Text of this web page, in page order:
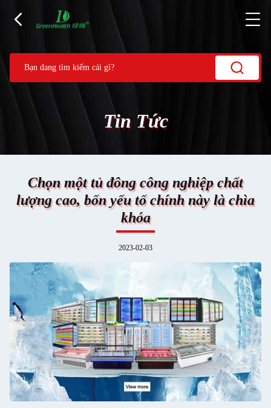
Tin Tức
Chọn một tủ đông công nghiệp chất
lượng cao, bốn yếu tố chính này là chìa
khóa
2023-02-03